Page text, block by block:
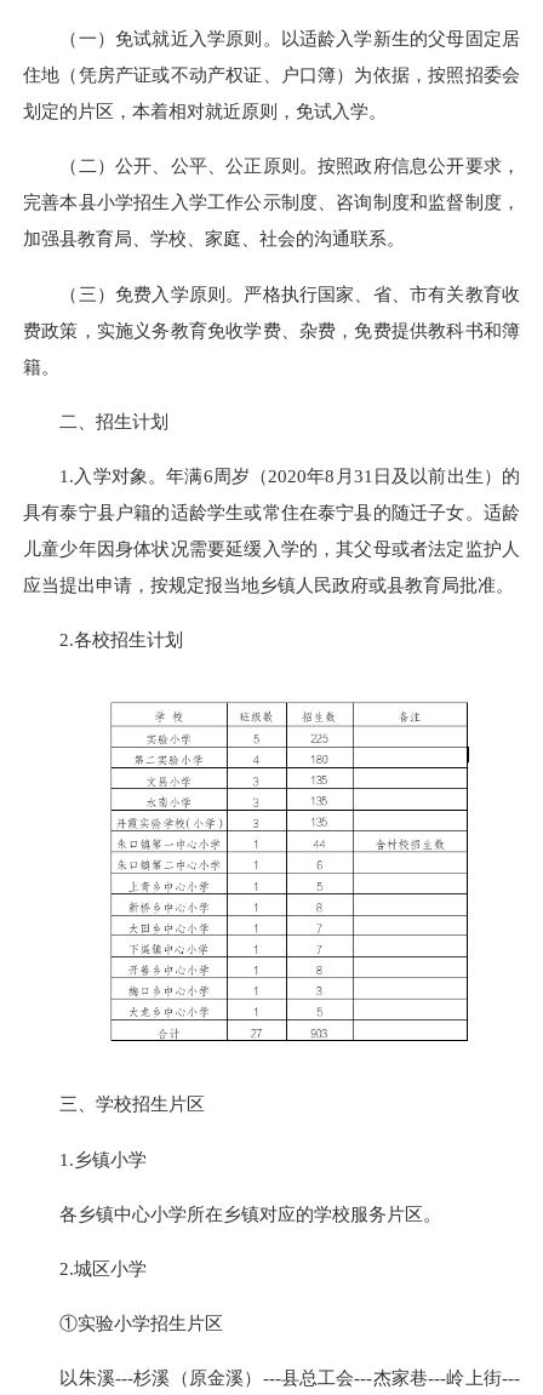
（一）免试就近入学原则。以适龄入学新生的父母固定居
住地（凭房产证或不动产权证、户口簿）为依据，按照招委会
划定的片区，本着相对就近原则，免试入学。
（二）公开、公平、公正原则。按照政府信息公开要求，
完善本县小学招生入学工作公示制度、咨询制度和监督制度，
加强县教育局、学校、家庭、社会的沟通联系。
（三）免费入学原则。严格执行国家、省、市有关教育收
费政策，实施义务教育免收学费、杂费，免费提供教科书和簿
籍。
二、招生计划
1.入学对象。年满6周岁（2020年8月31日及以前出生）的
具有泰宁县户籍的适龄学生或常住在泰宁县的随迁子女。适龄
儿童少年因身体状况需要延缓入学的，其父母或者法定监护人
应当提出申请，按规定报当地乡镇人民政府或县教育局批准。
2.各校招生计划
三、学校招生片区
1.乡镇小学
各乡镇中心小学所在乡镇对应的学校服务片区。
2.城区小学
①实验小学招生片区
以朱溪---杉溪（原金溪）---县总工会---杰家巷---岭上街---